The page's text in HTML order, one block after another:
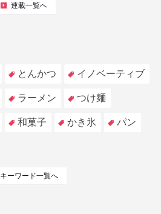
連載一覧へ
とんかつ イノベーティブ
ラーメン つけ麺
和菓子 かき氷 パン
キーワード一覧へ